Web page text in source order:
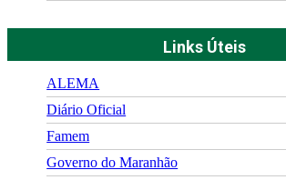
Links Úteis
ALEMA
Diário Oficial
Famem
Governo do Maranhão